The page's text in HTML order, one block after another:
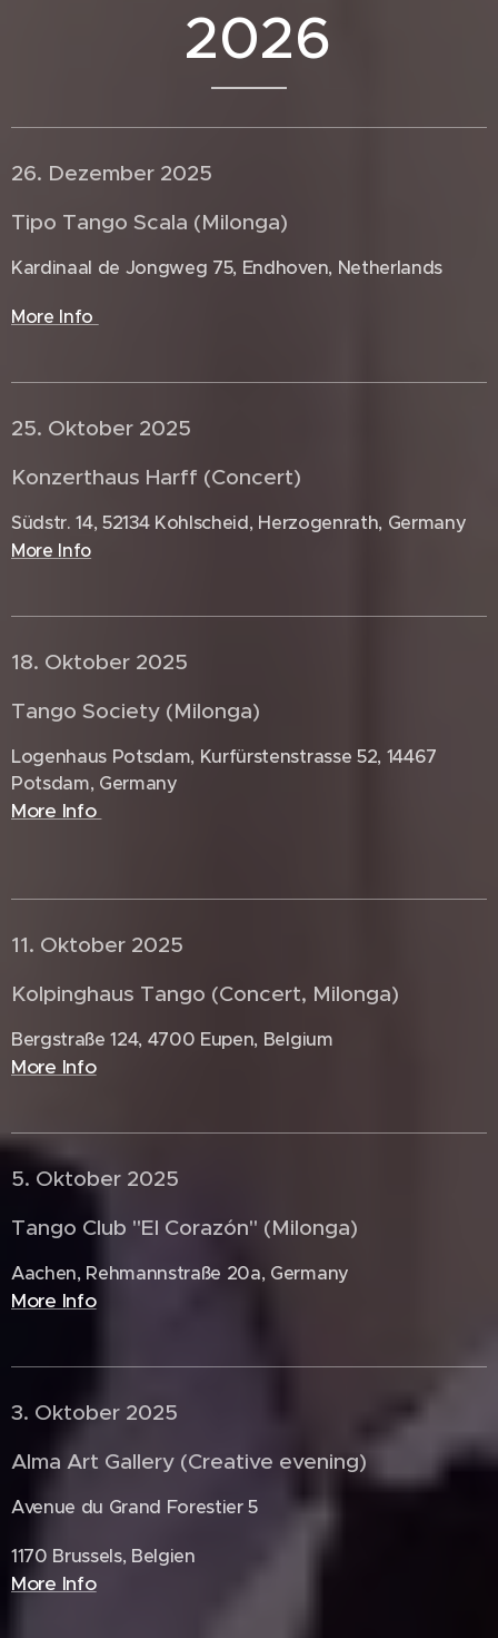
2026
26. Dezember 2025 🇳🇱
Tipo Tango Scala (Milonga)
Kardinaal de Jongweg 75, Endhoven, Netherlands
More Info
25. Oktober 2025 🇩🇪
Konzerthaus Harff (Concert)
Südstr. 14, 52134 Kohlscheid, Herzogenrath, Germany
More Info
18. Oktober 2025 🇩🇪
Tango Society (Milonga)
Logenhaus Potsdam, Kurfürstenstrasse 52, 14467
Potsdam, Germany
More Info
11. Oktober 2025 🇧🇪
Kolpinghaus Tango (Concert, Milonga)
Bergstraße 124, 4700 Eupen, Belgium
More Info
5. Oktober 2025 🇩🇪
Tango Club "El Corazón" (Milonga)
Aachen, Rehmannstraße 20a, Germany
More Info
3. Oktober 2025 🇧🇪
Alma Art Gallery (Creative evening)
Avenue du Grand Forestier 5
1170 Brussels, Belgien
More Info